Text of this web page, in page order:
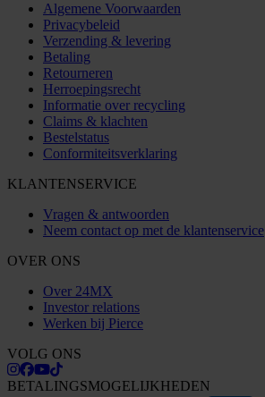
Algemene Voorwaarden
Privacybeleid
Verzending & levering
Betaling
Retourneren
Herroepingsrecht
Informatie over recycling
Claims & klachten
Bestelstatus
Conformiteitsverklaring
KLANTENSERVICE
Vragen & antwoorden
Neem contact op met de klantenservice
OVER ONS
Over 24MX
Investor relations
Werken bij Pierce
VOLG ONS
BETALINGSMOGELIJKHEDEN